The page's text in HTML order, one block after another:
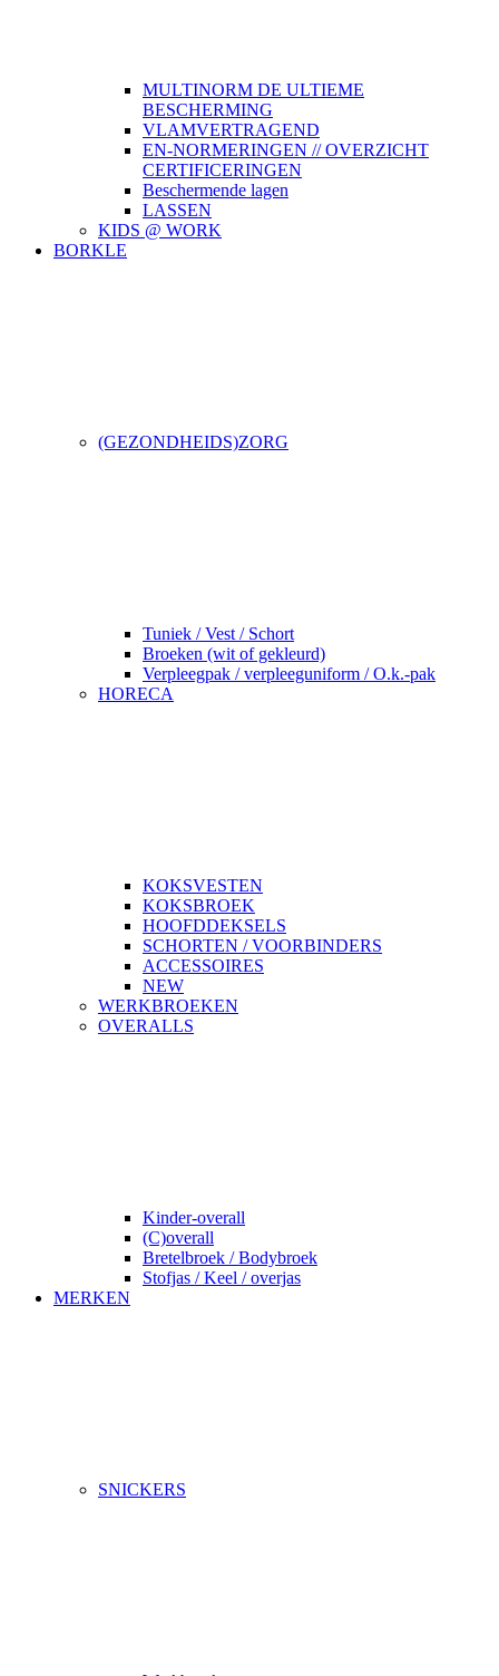
MULTINORM DE ULTIEME
BESCHERMING
VLAMVERTRAGEND
EN-NORMERINGEN // OVERZICHT
CERTIFICERINGEN
Beschermende lagen
LASSEN
KIDS @ WORK
BORKLE
(GEZONDHEIDS)ZORG
Tuniek / Vest / Schort
Broeken (wit of gekleurd)
Verpleegpak / verpleeguniform / O.k.-pak
HORECA
KOKSVESTEN
KOKSBROEK
HOOFDDEKSELS
SCHORTEN / VOORBINDERS
ACCESSOIRES
NEW
WERKBROEKEN
OVERALLS
Kinder-overall
(C)overall
Bretelbroek / Bodybroek
Stofjas / Keel / overjas
MERKEN
SNICKERS